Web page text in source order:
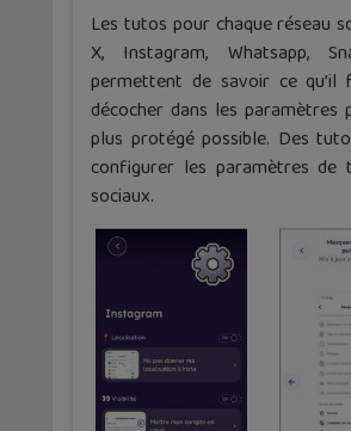
Les tutos pour chaque réseau
X, Instagram, Whatsapp,
permettent de savoir ce qu’il
décocher dans les
plus protégé possible. Des
configurer les paramètres de
sociaux.